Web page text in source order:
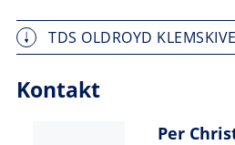
TDS OLDROYD
Kontakt
Per